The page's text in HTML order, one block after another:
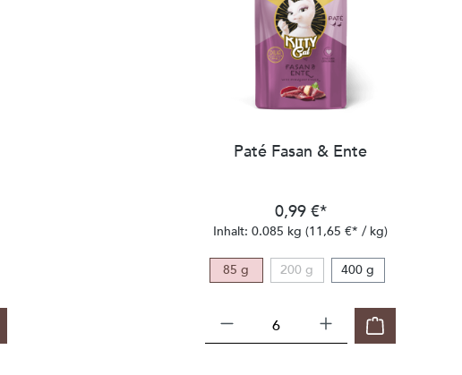
Paté Fasan & Ente
0,99 €*
Inhalt:0.085 kg(11,65 €* / kg)
85 g 200 g(Diese Option ist zurzeit nicht
400 g